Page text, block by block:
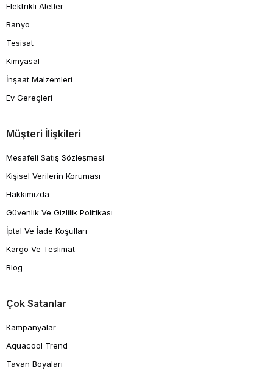
Elektrikli Aletler
Banyo
Tesisat
Kimyasal
İnşaat Malzemleri
Ev Gereçleri
Müşteri İlişkileri
Mesafeli Satış Sözleşmesi
Kişisel Verilerin Koruması
Hakkımızda
Güvenlik Ve Gizlilik Politikası
İptal Ve İade Koşulları
Kargo Ve Teslimat
Blog
Çok Satanlar
Kampanyalar
Aquacool Trend
Tavan Boyaları